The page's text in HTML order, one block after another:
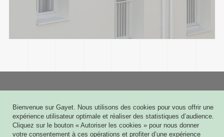
6 rue Joseph Cugnot - CS 60009
51432 TINQUEUX CEDEX
03 26 08 03 03
Bienvenue sur Gayet. Nous utilisons des cookies pour vous offrir une
expérience utilisateur optimale et réaliser des statistiques d’audience.
Cliquez sur le bouton « Autoriser les cookies » pour nous donner
votre consentement à ces opérations et profiter d’une expérience